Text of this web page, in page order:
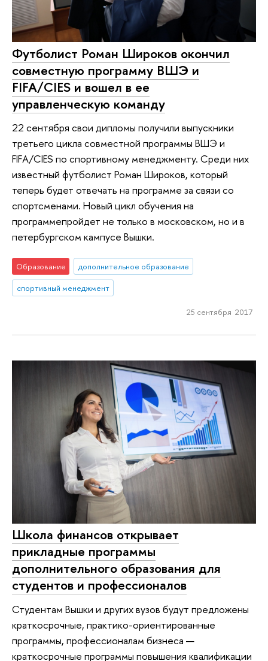
Футболист Роман Широков окончил
совместную программу ВШЭ и
FIFA/CIES и вошел в ее
управленческую команду
22 сентября свои дипломы получили выпускники
третьего цикла совместной программы ВШЭ и
FIFA/CIES по спортивному менеджменту. Среди них
известный футболист Роман Широков, который
теперь будет отвечать на программе за связи со
спортсменами. Новый цикл обучения на
программепройдет не только в московском, но и в
петербургском кампусе Вышки.
Образование
дополнительное образование
спортивный менеджмент
25 сентября 2017
Школа финансов открывает
прикладные программы
дополнительного образования для
студентов и профессионалов
Студентам Вышки и других вузов будут предложены
краткосрочные, практико-ориентированные
программы, профессионалам бизнеса —
краткосрочные программы повышения квалификации